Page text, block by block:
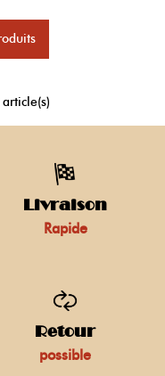
Livraison
Rapide
Retour
possible